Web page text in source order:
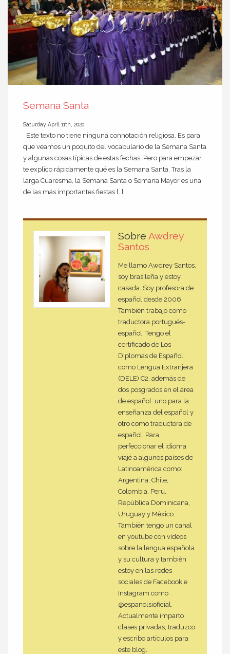
Semana Santa
Saturday April 11th, 2020
Este texto no tiene ninguna connotación religiosa. Es para
que veamos un poquito del vocabulario de la Semana Santa
y algunas cosas típicas de estas fechas. Pero para empezar
te explico rápidamente qué es la Semana Santa. Tras la
larga Cuaresma, la Semana Santa o Semana Mayor es una
de las más importantes fiestas […]
Sobre Awdrey
Santos
Me llamo Awdrey Santos,
soy brasileña y estoy
casada. Soy profesora de
español desde 2006.
También trabajo como
traductora portugués-
español. Tengo el
certificado de Los
Diplomas de Español
como Lengua Extranjera
(DELE) C2, además de
dos posgrados en el área
de español: uno para la
enseñanza del español y
otro como traductora de
español. Para
perfeccionar el idioma
viajé a algunos países de
Latinoamérica como:
Argentina, Chile,
Colombia, Perú,
República Dominicana,
Uruguay y México.
También tengo un canal
en youtube con vídeos
sobre la lengua española
y su cultura y también
estoy en las redes
sociales de Facebook e
Instagram como
@espanolsioficial.
Actualmente imparto
clases privadas, traduzco
y escribo artículos para
este blog.